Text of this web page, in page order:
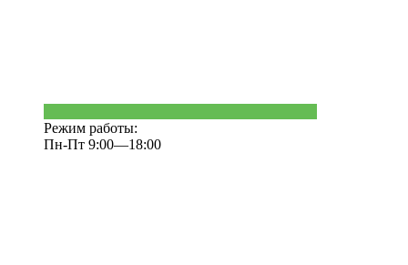
Режим работы:
Пн-Пт 9:00—18:00